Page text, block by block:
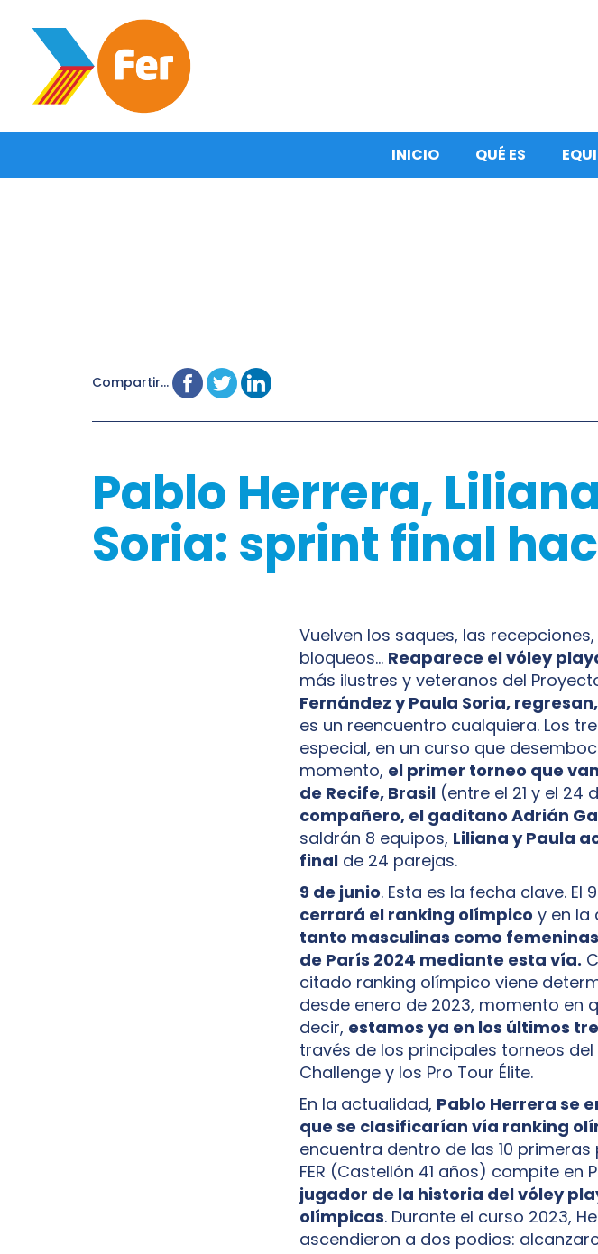
INICIO QUÉ ES
Compartir...
Pablo Herrera,
Soria: sprint final
Vuelven los saques, las
bloqueos… Reaparece el vóley
más ilustres y veteranos del Proyecto
Fernández y Paula Soria,
es un reencuentro cualquiera. Los
especial, en un curso que
momento, el primer torneo que
de Recife, Brasil (entre el 21 y el 24
compañero, el gaditano Adrián
saldrán 8 equipos, Liliana y Paula
final de 24 parejas.
9 de junio. Esta es la fecha clave. El
cerrará el ranking olímpico y en la
tanto masculinas como
de París 2024 mediante esta vía.
citado ranking olímpico viene
desde enero de 2023, momento en
decir, estamos ya en los últimos
través de los principales torneos
Challenge y los Pro Tour Élite.
En la actualidad, Pablo Herrera se
que se clasificarían vía ranking
encuentra dentro de las 10
FER (Castellón 41 años) compite en
jugador de la historia del vóley
olímpicas. Durante el curso 2023,
ascendieron a dos podios: